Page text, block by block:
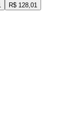
R$ 128,01